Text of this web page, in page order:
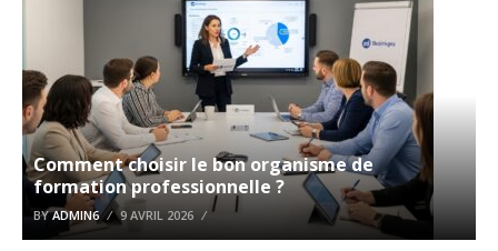
Comment choisir le bon organisme de
formation professionnelle ?
BYADMIN6 9 AVRIL 2026